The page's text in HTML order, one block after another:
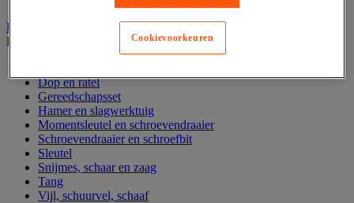
Handgereedschap
Bekijk de hele productgroep
Dop en ratel
Gereedschapsset
Hamer en slagwerktuig
Momentsleutel en schroevendraaier
Schroevendraaier en schroefbit
Sleutel
Snijmes, schaar en zaag
Tang
Vijl, schuurvel, schaaf
Cookievoorkeuren